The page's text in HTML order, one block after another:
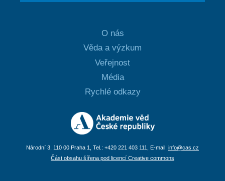
O nás
Věda a výzkum
Veřejnost
Média
Rychlé odkazy
Národní 3, 110 00 Praha 1, Tel.: +420 221 403 111, E-mail: info@cas.cz
Část obsahu šířena pod licencí Creative commons